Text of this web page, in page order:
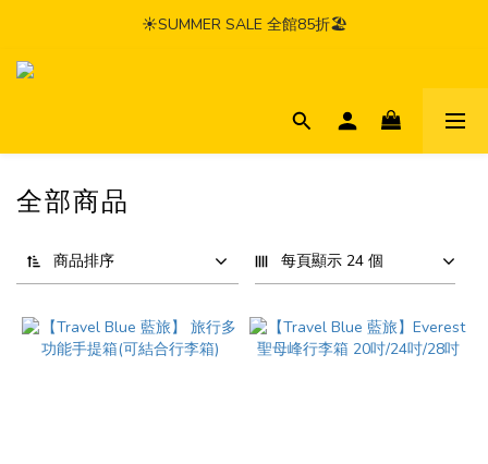
☀️SUMMER SALE 全館85折🏖️
全部商品
商品排序 每頁顯示 24 個